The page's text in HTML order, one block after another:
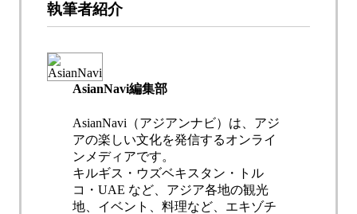
執筆者紹介
AsianNavi編集部
AsianNavi（アジアンナビ）は、アジ
アの楽しい文化を発信するオンライ
ンメディアです。
キルギス・ウズベキスタン・トル
コ・UAE など、アジア各地の観光
地、イベント、料理など、エキゾチ